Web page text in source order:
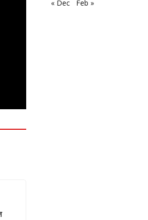
« Dec
Feb »